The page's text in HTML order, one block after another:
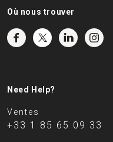
Où nous trouver
Need Help?
Ventes
+33 1 85 65 09 33